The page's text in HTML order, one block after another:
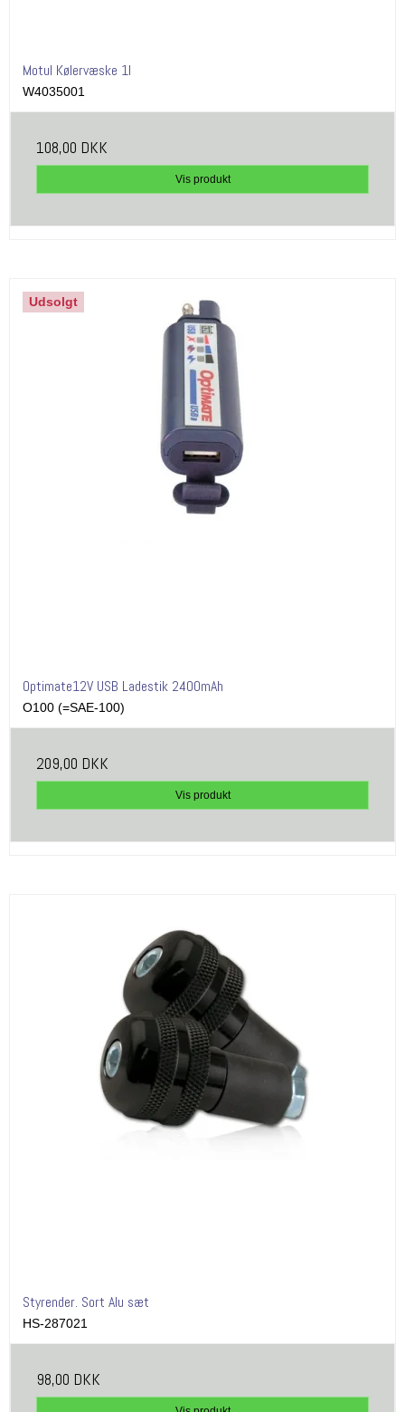
Motul Kølervæske 1l
W4035001
108,00 DKK
Vis produkt
Udsolgt
Optimate12V USB Ladestik 2400mAh
O100 (=SAE-100)
209,00 DKK
Vis produkt
Styrender. Sort Alu sæt
HS-287021
98,00 DKK